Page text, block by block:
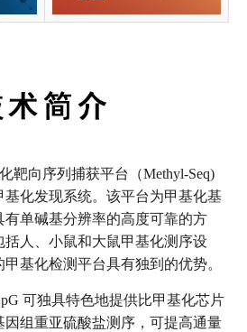
靶向序列捕获平台（Methyl-Seq)
化发现系统。该平台为甲基化基
有单碱基分辨率的高度可靠的方
人、小鼠和大鼠甲基化测序设
基化检测平台具有独到的优势。
可独具特色地提供比甲基化芯片
组重亚硫酸盐测序，可提高通量